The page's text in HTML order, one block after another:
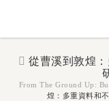
從曹溪到敦煌
From The Ground Up:
煌：多重資料和